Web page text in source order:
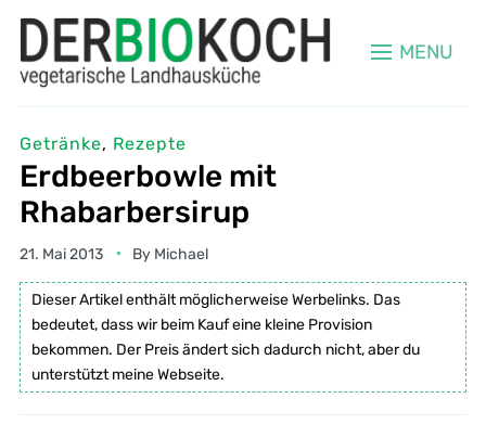
MENU
Getränke, Rezepte
Erdbeerbowle mit
Rhabarbersirup
21. Mai 2013 By Michael
Dieser Artikel enthält möglicherweise Werbelinks. Das
bedeutet, dass wir beim Kauf eine kleine Provision
bekommen. Der Preis ändert sich dadurch nicht, aber du
unterstützt meine Webseite.